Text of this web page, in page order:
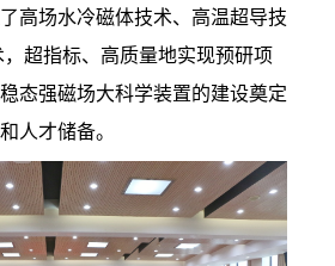
高场水冷磁体技术、高温超导技
超指标、高质量地实现预研项
态强磁场大科学装置的建设奠定
人才储备。